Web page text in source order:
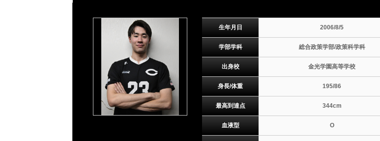
生年月日 2006/8/5
学部学科 総合政策学部/政策科学科
出身校 金光学園高等学校
身長/体重 195/86
最高到達点 344cm
血液型 O